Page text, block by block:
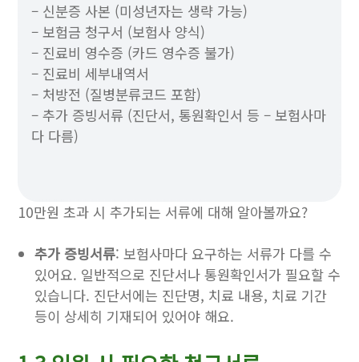
– 신분증 사본 (미성년자는 생략 가능)
– 보험금 청구서 (보험사 양식)
– 진료비 영수증 (카드 영수증 불가)
– 진료비 세부내역서
– 처방전 (질병분류코드 포함)
– 추가 증빙서류 (진단서, 통원확인서 등 – 보험사마
다 다름)
10만원 초과 시 추가되는 서류에 대해 알아볼까요?
추가 증빙서류: 보험사마다 요구하는 서류가 다를 수
있어요. 일반적으로 진단서나 통원확인서가 필요할 수
있습니다. 진단서에는 진단명, 치료 내용, 치료 기간
등이 상세히 기재되어 있어야 해요.